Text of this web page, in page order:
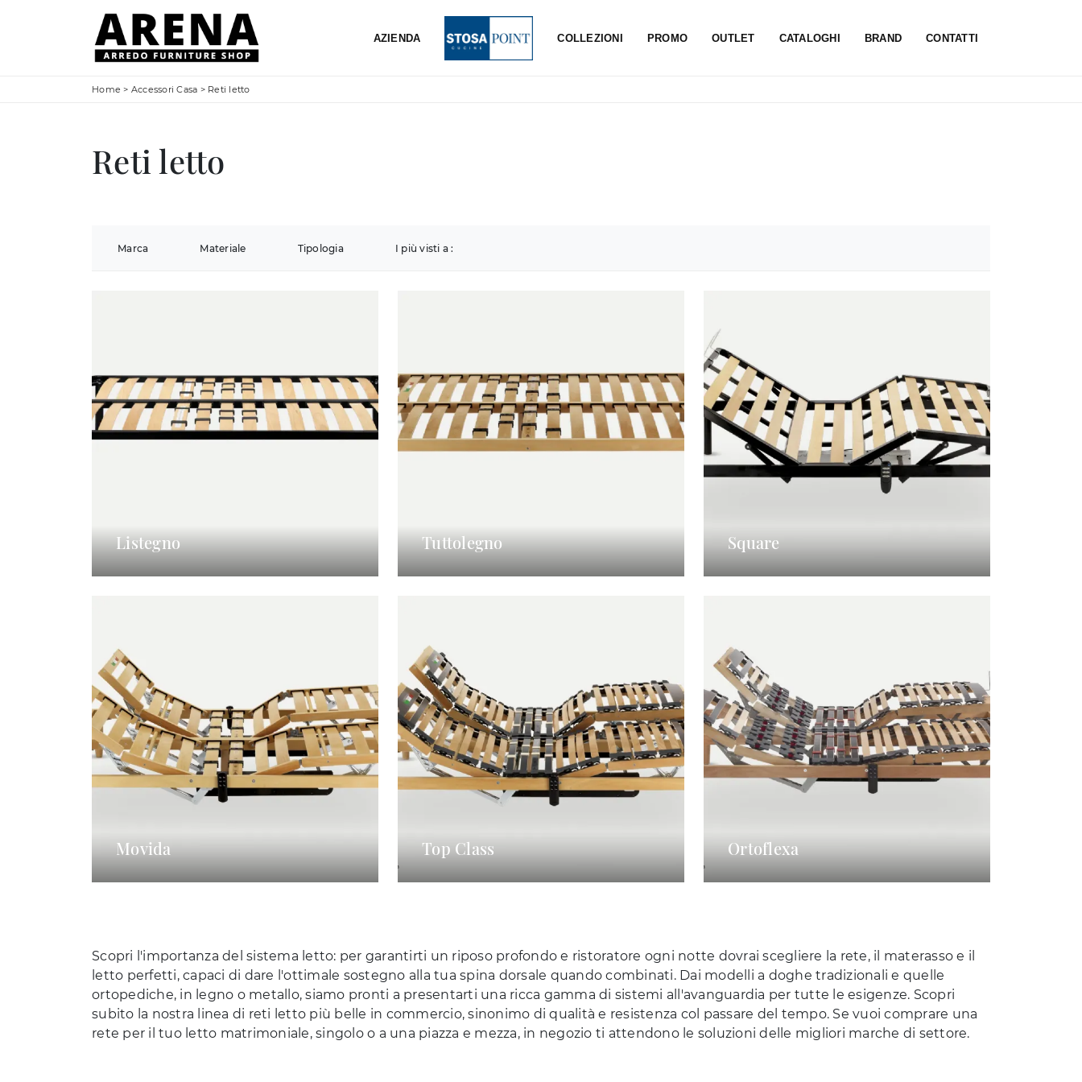
AZIENDA COLLEZIONI PROMO OUTLET CATALOGHI BRAND CONTATTI
Home > Accessori Casa > Reti letto
Reti letto
Marca Materiale Tipologia I più visti a :
Listegno Tuttolegno Square
Movida Top Class Ortoflexa
Scopri l'importanza del sistema letto: per garantirti un riposo profondo e ristoratore ogni notte dovrai scegliere la rete, il materasso e il
letto perfetti, capaci di dare l'ottimale sostegno alla tua spina dorsale quando combinati. Dai modelli a doghe tradizionali e quelle
ortopediche, in legno o metallo, siamo pronti a presentarti una ricca gamma di sistemi all'avanguardia per tutte le esigenze. Scopri
subito la nostra linea di reti letto più belle in commercio, sinonimo di qualità e resistenza col passare del tempo. Se vuoi comprare una
rete per il tuo letto matrimoniale, singolo o a una piazza e mezza, in negozio ti attendono le soluzioni delle migliori marche di settore.